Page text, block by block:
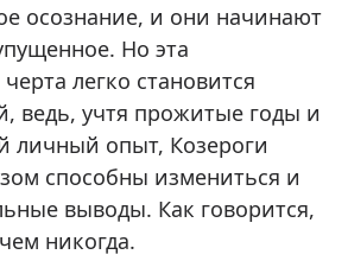
осознание, и они начинают
Но эта
легко становится
ведь, учтя прожитые годы и
личный опыт, Козероги
способны измениться и
выводы. Как говорится,
никогда.